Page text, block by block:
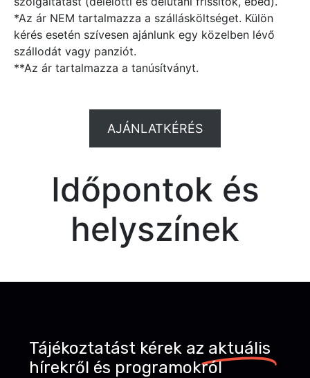
*Az ár NEM tartalmazza a szállásköltséget. Külön
kérés esetén szívesen ajánlunk egy közelben lévő
szállodát vagy panziót.
**Az ár tartalmazza a tanúsítványt.
AJÁNLATKÉRÉS
Időpontok és
helyszínek
Tájékoztatást kérek az aktuális
hírekről és programokról